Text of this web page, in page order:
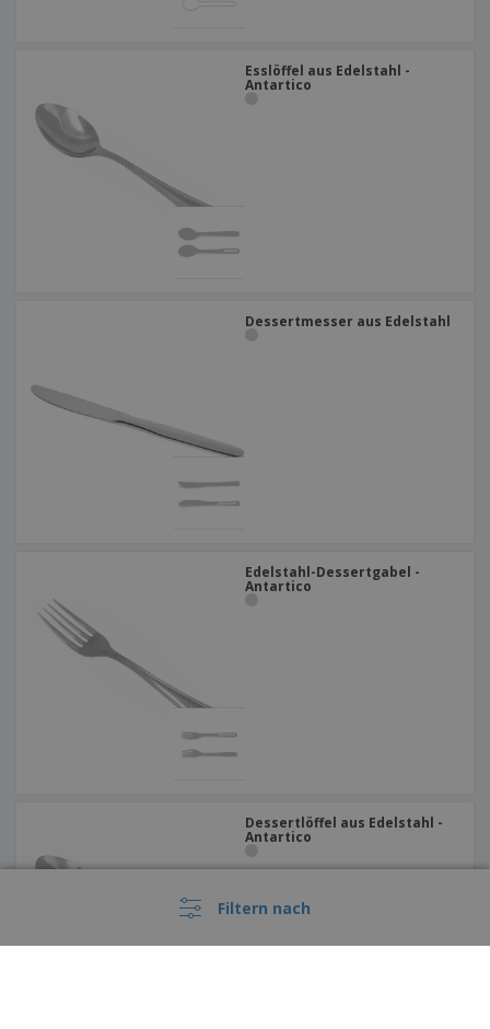
Filtern nach
Esslöffel aus Edelstahl -
Antartico
Dessertmesser aus Edelstahl
Edelstahl-Dessertgabel -
Antartico
Dessertlöffel aus Edelstahl -
Antartico